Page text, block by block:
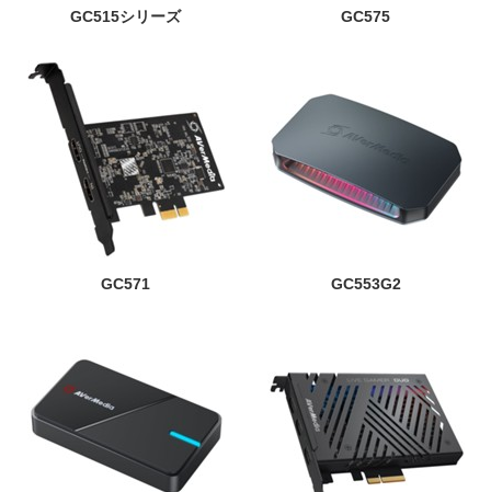
GC515シリーズ GC575
GC571 GC553G2